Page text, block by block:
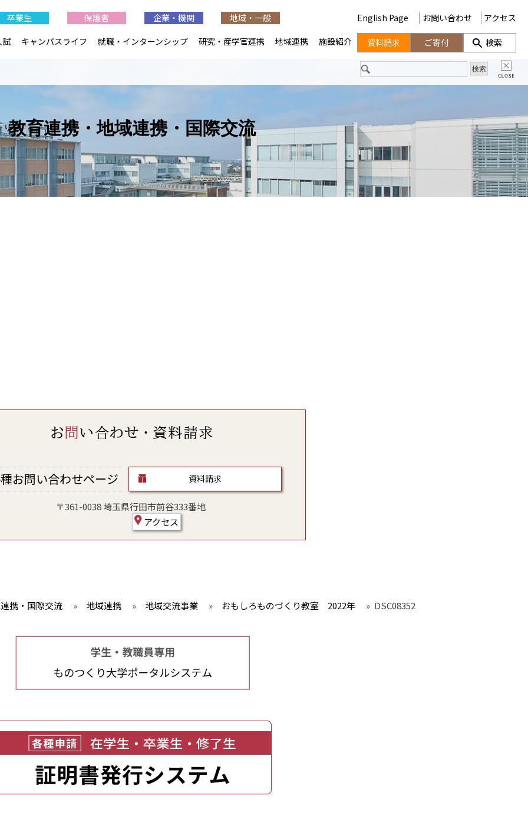
教育連携・地域連携・国際交流
お問い合わせページ 資料請求
〒361-0038 埼玉県行田市前谷333番地
アクセス
卒業生 保護者 企業・機関
地域・一般
試
キャンパスライフ 就職・インターンシップ 研究・産学官連携 地域連携 施設紹介
English Page お問い合わせ アクセス
資料請求 ご寄付 検索
携・国際交流 » 地域連携 » 地域交流事業 » おもしろものづくり教室 2022年 » DSC08352